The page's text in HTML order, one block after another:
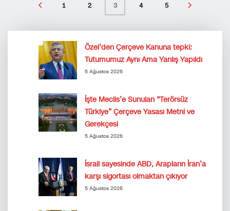
1 2 3 4 5
Özel’den Çerçeve Kanuna tepki:
Tutumumuz Aynı Ama Yanlış Yapıldı
5 Ağustos 2026
İşte Meclis’e Sunulan “Terörsüz
Türkiye” Çerçeve Yasası Metni ve
Gerekçesi
5 Ağustos 2026
İsrail sayesinde ABD, Arapların İran’a
karşı sigortası olmaktan çıkıyor
5 Ağustos 2026